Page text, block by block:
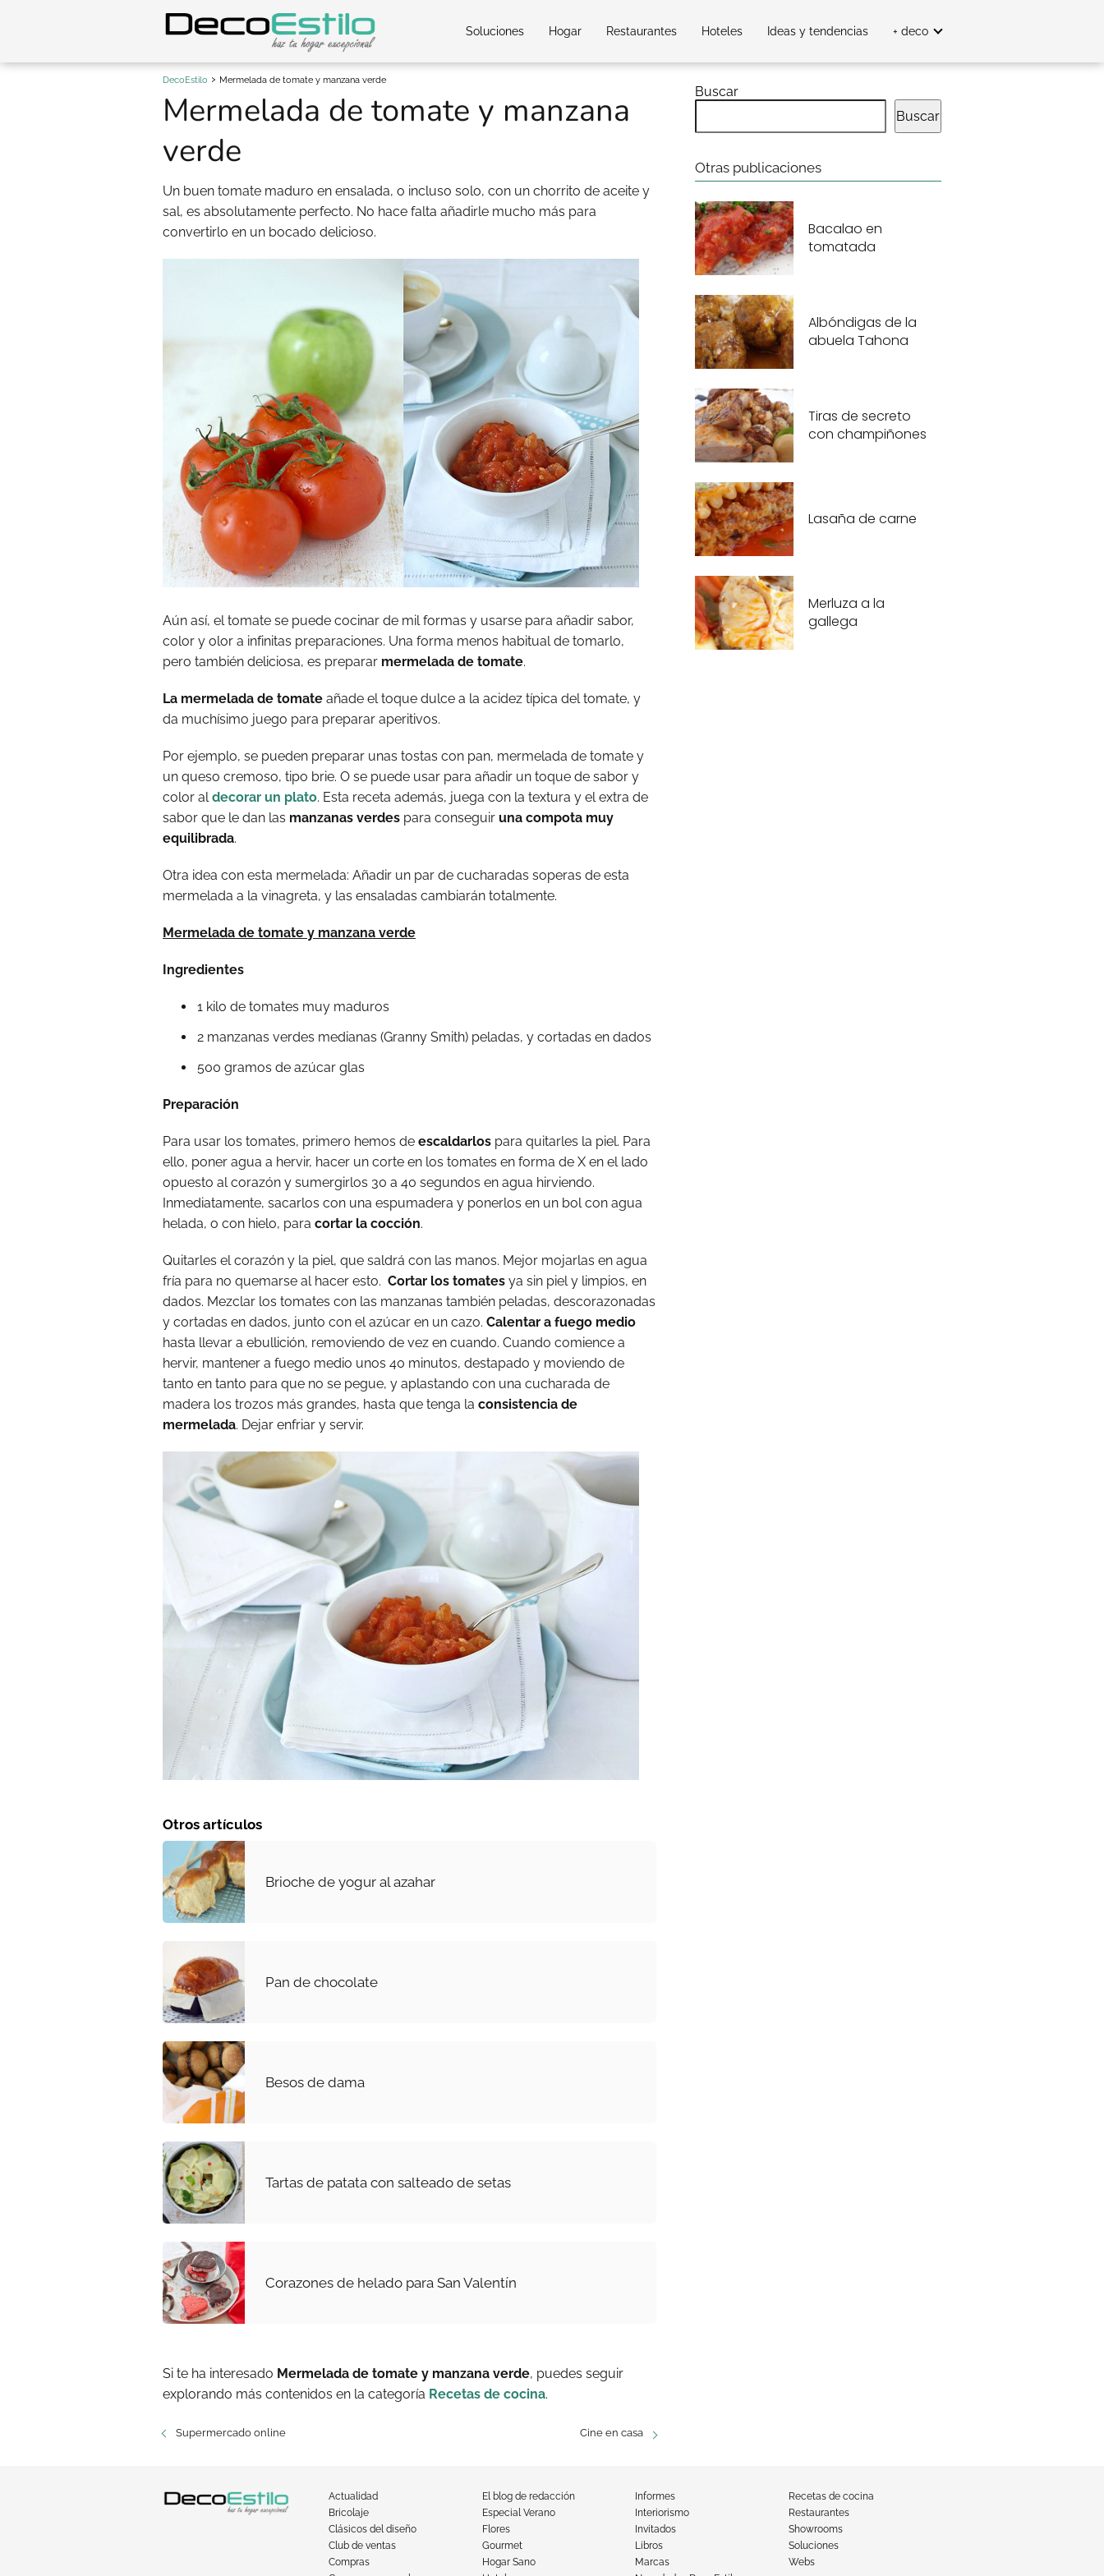
Soluciones Hogar Restaurantes Hoteles Ideas y tendencias + deco
DecoEstilo Mermelada de tomate y manzana verde
Mermelada de tomate y manzana
verde
Un buen tomate maduro en ensalada, o incluso solo, con un chorrito de aceite y
sal, es absolutamente perfecto. No hace falta añadirle mucho más para
convertirlo en un bocado delicioso.
Aún así, el tomate se puede cocinar de mil formas y usarse para añadir sabor,
color y olor a infinitas preparaciones. Una forma menos habitual de tomarlo,
pero también deliciosa, es preparar mermelada de tomate.
La mermelada de tomate añade el toque dulce a la acidez típica del tomate, y
da muchísimo juego para preparar aperitivos.
Por ejemplo, se pueden preparar unas tostas con pan, mermelada de tomate y
un queso cremoso, tipo brie. O se puede usar para añadir un toque de sabor y
color aldecorar un plato. Esta receta además, juega con la textura y el extra de
sabor que le dan las manzanas verdes para conseguir una compota muy
equilibrada.
Otra idea con esta mermelada: Añadir un par de cucharadas soperas de esta
mermelada a la vinagreta, y las ensaladas cambiarán totalmente.
Mermelada de tomate y manzana verde
Ingredientes
1 kilo de tomates muy maduros
2 manzanas verdes medianas (Granny Smith) peladas, y cortadas en dados
500 gramos de azúcar glas
Preparación
Para usar los tomates, primero hemos de escaldarlos para quitarles la piel. Para
ello, poner agua a hervir, hacer un corte en los tomates en forma de X en el lado
opuesto al corazón y sumergirlos 30 a 40 segundos en agua hirviendo.
Inmediatamente, sacarlos con una espumadera y ponerlos en un bol con agua
helada, o con hielo, para cortar la cocción.
Quitarles el corazón y la piel, que saldrá con las manos. Mejor mojarlas en agua
fría para no quemarse al hacer esto. Cortar los tomates ya sin piel y limpios, en
dados. Mezclar los tomates con las manzanas también peladas, descorazonadas
y cortadas en dados, junto con el azúcar en un cazo. Calentar a fuego medio
hasta llevar a ebullición, removiendo de vez en cuando. Cuando comience a
hervir, mantener a fuego medio unos 40 minutos, destapado y moviendo de
tanto en tanto para que no se pegue, y aplastando con una cucharada de
madera los trozos más grandes, hasta que tenga la consistencia de
mermelada. Dejar enfriar y servir.
Otros artículos
Brioche de yogur al azahar
Pan de chocolate
Besos de dama
Tartas de patata con salteado de setas
Corazones de helado para San Valentín
Si te ha interesado Mermelada de tomate y manzana verde, puedes seguir
explorando más contenidos en la categoría Recetas de cocina.
Supermercado online Cine en casa
Buscar
Buscar
Otras publicaciones
Bacalao en
tomatada
Albóndigas de la
abuela Tahona
Tiras de secreto
con champiñones
Lasaña de carne
Merluza a la
gallega
Actualidad
Bricolaje
Clásicos del diseño
Club de ventas
Compras
El blog de redacción
Especial Verano
Flores
Gourmet
Hogar Sano
Informes
Interiorismo
Invitados
Libros
Marcas
Recetas de cocina
Restaurantes
Showrooms
Soluciones
Webs